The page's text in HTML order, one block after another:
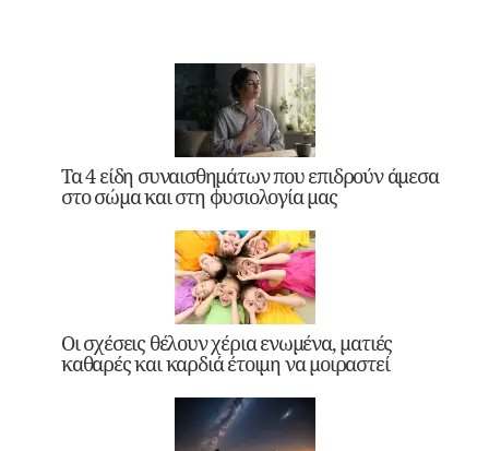
Τα 4 είδη συναισθημάτων που επιδρούν άμεσα
στο σώμα και στη φυσιολογία μας
Οι σχέσεις θέλουν χέρια ενωμένα, ματιές
καθαρές και καρδιά έτοιμη να μοιραστεί